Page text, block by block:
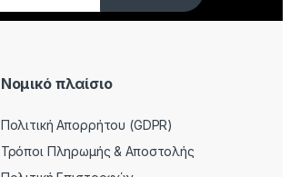
Νομικό πλαίσιο
Πολιτική Απορρήτου (GDPR)
Τρόποι Πληρωμής & Αποστολής